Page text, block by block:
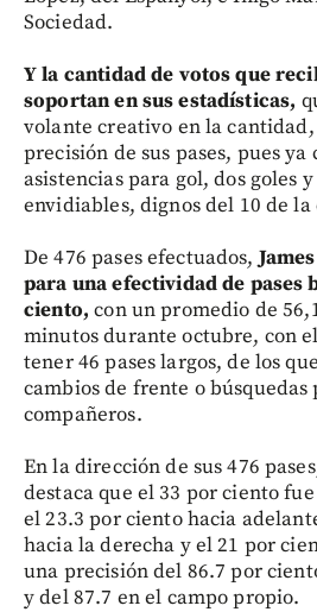
Sociedad.
Y la cantidad de votos que
soportan en sus estadísticas,
volante creativo en la
precisión de sus pases, pues
asistencias para gol, dos goles
envidiables, dignos del 10 de la
De 476 pases efectuados,
para una efectividad de pases
ciento, con un promedio de
minutos durante octubre, con
tener 46 pases largos, de los
cambios de frente o búsquedas
compañeros.
En la dirección de sus 476
destaca que el 33 por ciento
el 23.3 por ciento hacia
hacia la derecha y el 21 por
una precisión del 86.7 por
y del 87.7 en el campo propio.